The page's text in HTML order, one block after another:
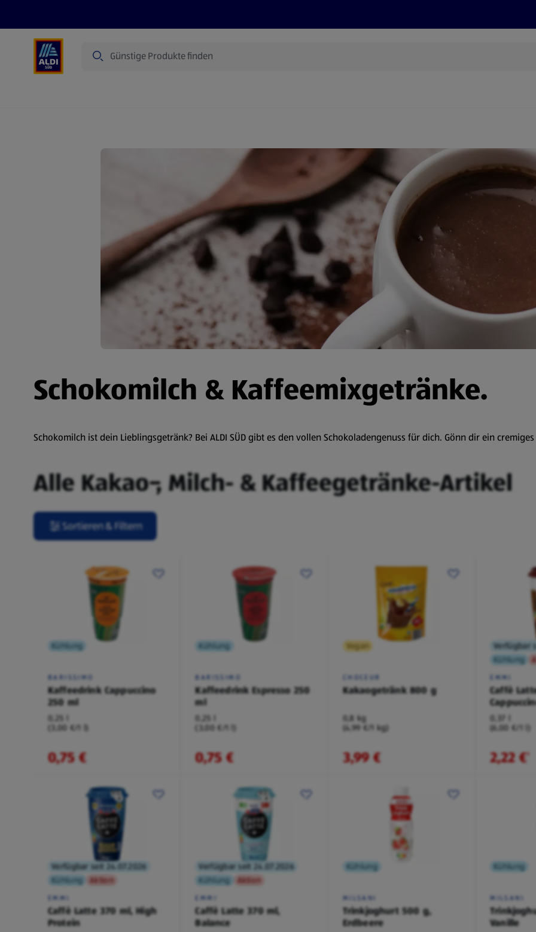
Schokomilch & Kaffeemixgetränke.
Schokomilch ist dein Lieblingsgetränk? Bei ALDI SÜD gibt es den vollen Schokoladengenuss für dich. Gönn dir ein
Alle Kakao-, Milch- & Kaffeegetränke-Artikel
Sortieren & Filtern
Kühlung
BARISSIMO
Kaffeedrink Cappuccino
250 ml
0,25 l
(3,00 €/1 l)
0,75 €
Kühlung
BARISSIMO
Kaffeedrink Espresso 250
ml
0,25 l
(3,00 €/1 l)
0,75 €
Vegan
CHOCEUR
Kakaogetränk 800 g
0,8 kg
(4,99 €/1 kg)
3,99 €
Verfügbar
Kühlung
EMMI
Caffè
0,37 l
(6,00 €/1 l)
2,22 €¹
Verfügbar seit 24.07.2026
Kühlung
Aktion
EMMI
Caffè Latte 370 ml, High
Protein
Verfügbar seit 24.07.2026
Kühlung
Aktion
EMMI
Caffè Latte 370 ml,
Balance
Kühlung
MILSANI
Trinkjoghurt 500 g,
Erdbeere
Kühlung
MILSANI
Vanille